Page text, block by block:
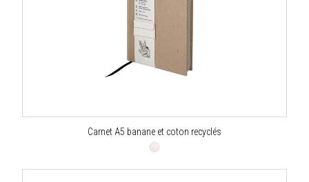
Carnet A5 banane et coton recyclés